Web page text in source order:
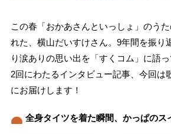
この春「おかあさんといっしょ」のう
れた、横山だいすけさん。9年間を振り
り涙ありの思い出を「すくコム」に語っ
2回にわたるインタビュー記事、今回は
にお届けします！
全身タイツを着た瞬間、かっぱのス